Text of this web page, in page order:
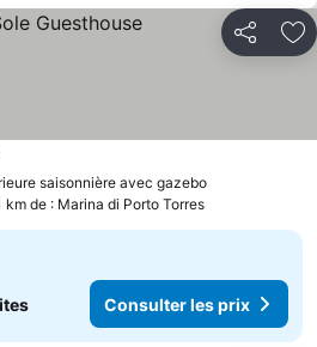
Partager
saisonnière avec gazebo
km de : Marina di Porto Torres
Consulter les prix